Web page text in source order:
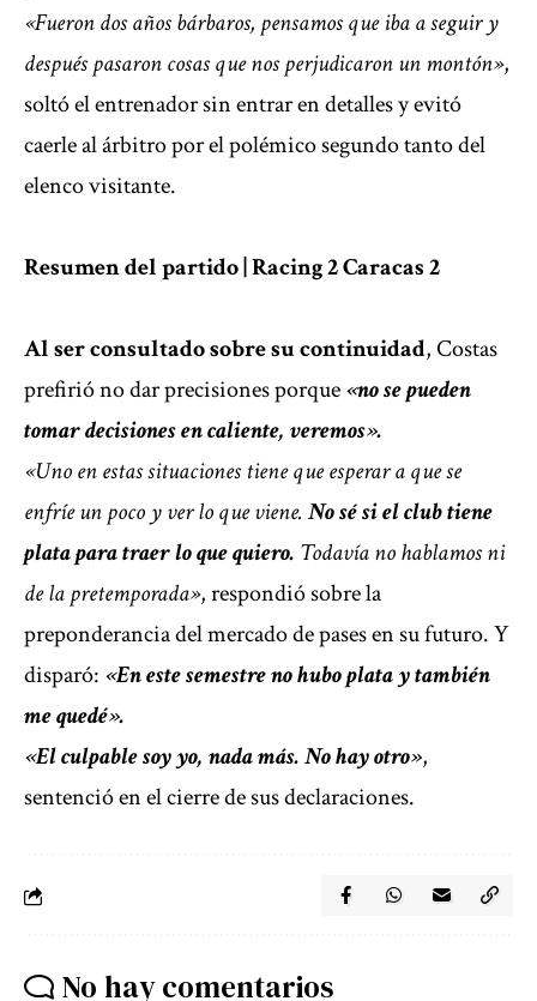
«Fueron dos años bárbaros, pensamos que iba a seguir y
después pasaron cosas que nos perjudicaron un montón»,
soltó el entrenador sin entrar en detalles y evitó
caerle al árbitro por elpolémico segundo tanto del
elenco visitante.
Resumen del partido | Racing 2 Caracas 2
Al ser consultado sobre su continuidad, Costas
prefirió no dar precisiones porque«no se pueden
tomar decisiones en caliente, veremos».
«Uno en estas situaciones tiene que esperar a que se
enfríe un poco y ver lo que viene.No sé si el club tiene
plata para traer lo que quiero. Todavía no hablamos ni
de la pretemporada», respondió sobre la
preponderancia del mercado de pases en su futuro. Y
disparó: «En este semestre no hubo plata y también
me quedé».
«El culpable soy yo, nada más. No hay otro»,
sentenció en el cierre de sus declaraciones.
No hay comentarios